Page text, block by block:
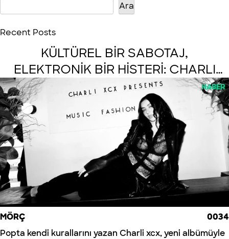
Ara
Recent Posts
KÜLTÜREL BİR SABOTAJ,
ELEKTRONİK BİR HİSTERİ: CHARLI
XCX – MUSIC, FASHION, FILMHABER
MÖRÇ
0034
Popta kendi kurallarını yazan Charli xcx, yeni albümüyle